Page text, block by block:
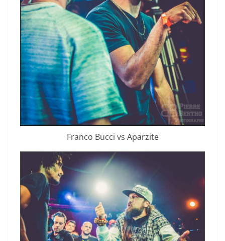
Franco Bucci vs Aparzite